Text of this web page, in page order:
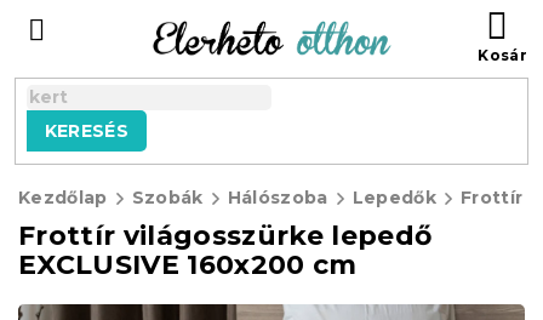
tartalomhoz
KERESÉS
Kezdőlap Szobák Hálószoba Lepedők Frottír
Frottír világosszürke lepedő
EXCLUSIVE 160x200 cm